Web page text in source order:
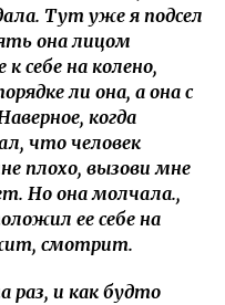
Тут уже я подсел
она лицом
себе на колено,
ли она, а она с
когда
что человек
плохо, вызови мне
Но она молчала.,
ее себе на
смотрит.
и как будто